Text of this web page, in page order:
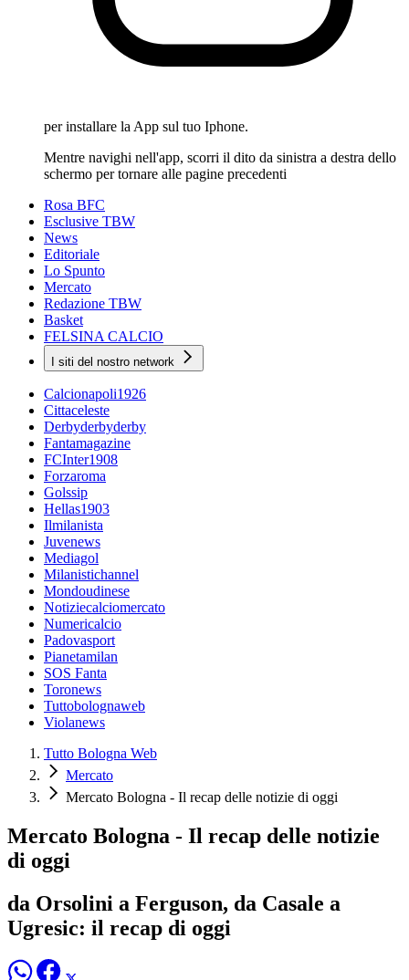
per installare la App sul tuo Iphone.
Mentre navighi nell'app, scorri il dito da sinistra a destra dello
schermo per tornare alle pagine precedenti
Rosa BFC
Esclusive TBW
News
Editoriale
Lo Spunto
Mercato
Redazione TBW
Basket
FELSINA CALCIO
I siti del nostro network
Calcionapoli1926
Cittaceleste
Derbyderbyderby
Fantamagazine
FCInter1908
Forzaroma
Golssip
Hellas1903
Ilmilanista
Juvenews
Mediagol
Milanistichannel
Mondoudinese
Notiziecalciomercato
Numericalcio
Padovasport
Pianetamilan
SOS Fanta
Toronews
Tuttobolognaweb
Violanews
Tutto Bologna Web
Mercato
Mercato Bologna - Il recap delle notizie di oggi
Mercato Bologna - Il recap delle notizie
di oggi
da Orsolini a Ferguson, da Casale a
Ugresic: il recap di oggi